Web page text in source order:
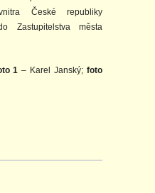
České republiky
Zastupitelstva města
1 – Karel Janský;foto